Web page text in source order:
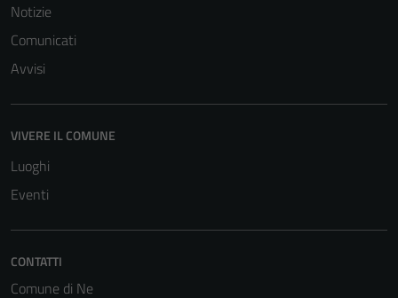
Notizie
Comunicati
Avvisi
VIVERE IL COMUNE
Luoghi
Eventi
CONTATTI
Comune di Ne